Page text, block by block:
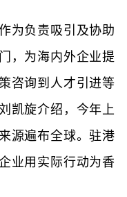
负责吸引及协助
，为海内外企业提
咨询到人才引进等
凯旋介绍，今年上
源遍布全球。驻港
业用实际行动为香